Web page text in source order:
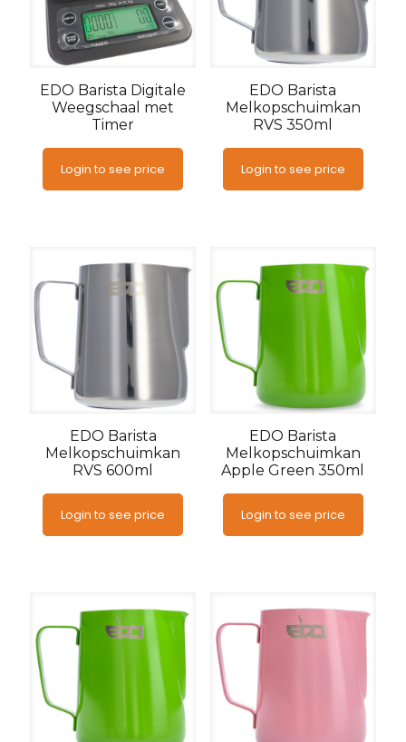
EDO Barista Digitale
Weegschaal met
Timer
Login to see price
EDO Barista
Melkopschuimkan
RVS 350ml
Login to see price
EDO Barista
Melkopschuimkan
RVS 600ml
Login to see price
EDO Barista
Melkopschuimkan
Apple Green 350ml
Login to see price